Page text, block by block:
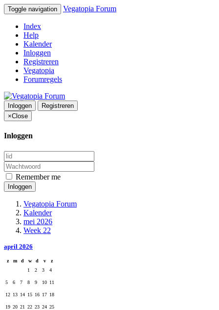
Toggle navigation Vegatopia Forum
Index
Help
Kalender
Inloggen
Registreren
Vegatopia
Forumregels
Inloggen
Registreren
×Close
Inloggen
Remember me
Inloggen
Vegatopia Forum
Kalender
mei 2026
Week 22
april 2026
z m d w d v
z
1
2 3 4
5 6 7 8 9 10 11
12 13 14 15 16 17 18
19 20 21 22 23 24 25